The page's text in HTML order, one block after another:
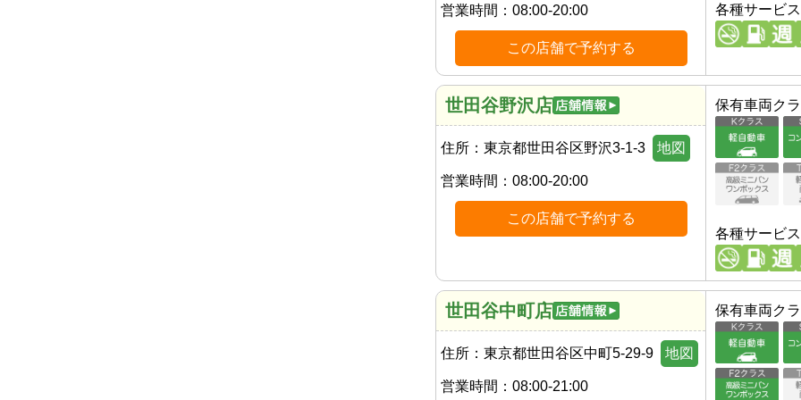
営業時間： 08:00-20:00
この店舗で予約する
各種サービス
世田谷野沢店
住所： 東京都世田谷区野沢3-1-3 地図
営業時間： 08:00-20:00
この店舗で予約する
保有車両ク
各種サービス
世田谷中町店
住所： 東京都世田谷区中町5-29-9 地図
営業時間： 08:00-21:00
保有車両ク